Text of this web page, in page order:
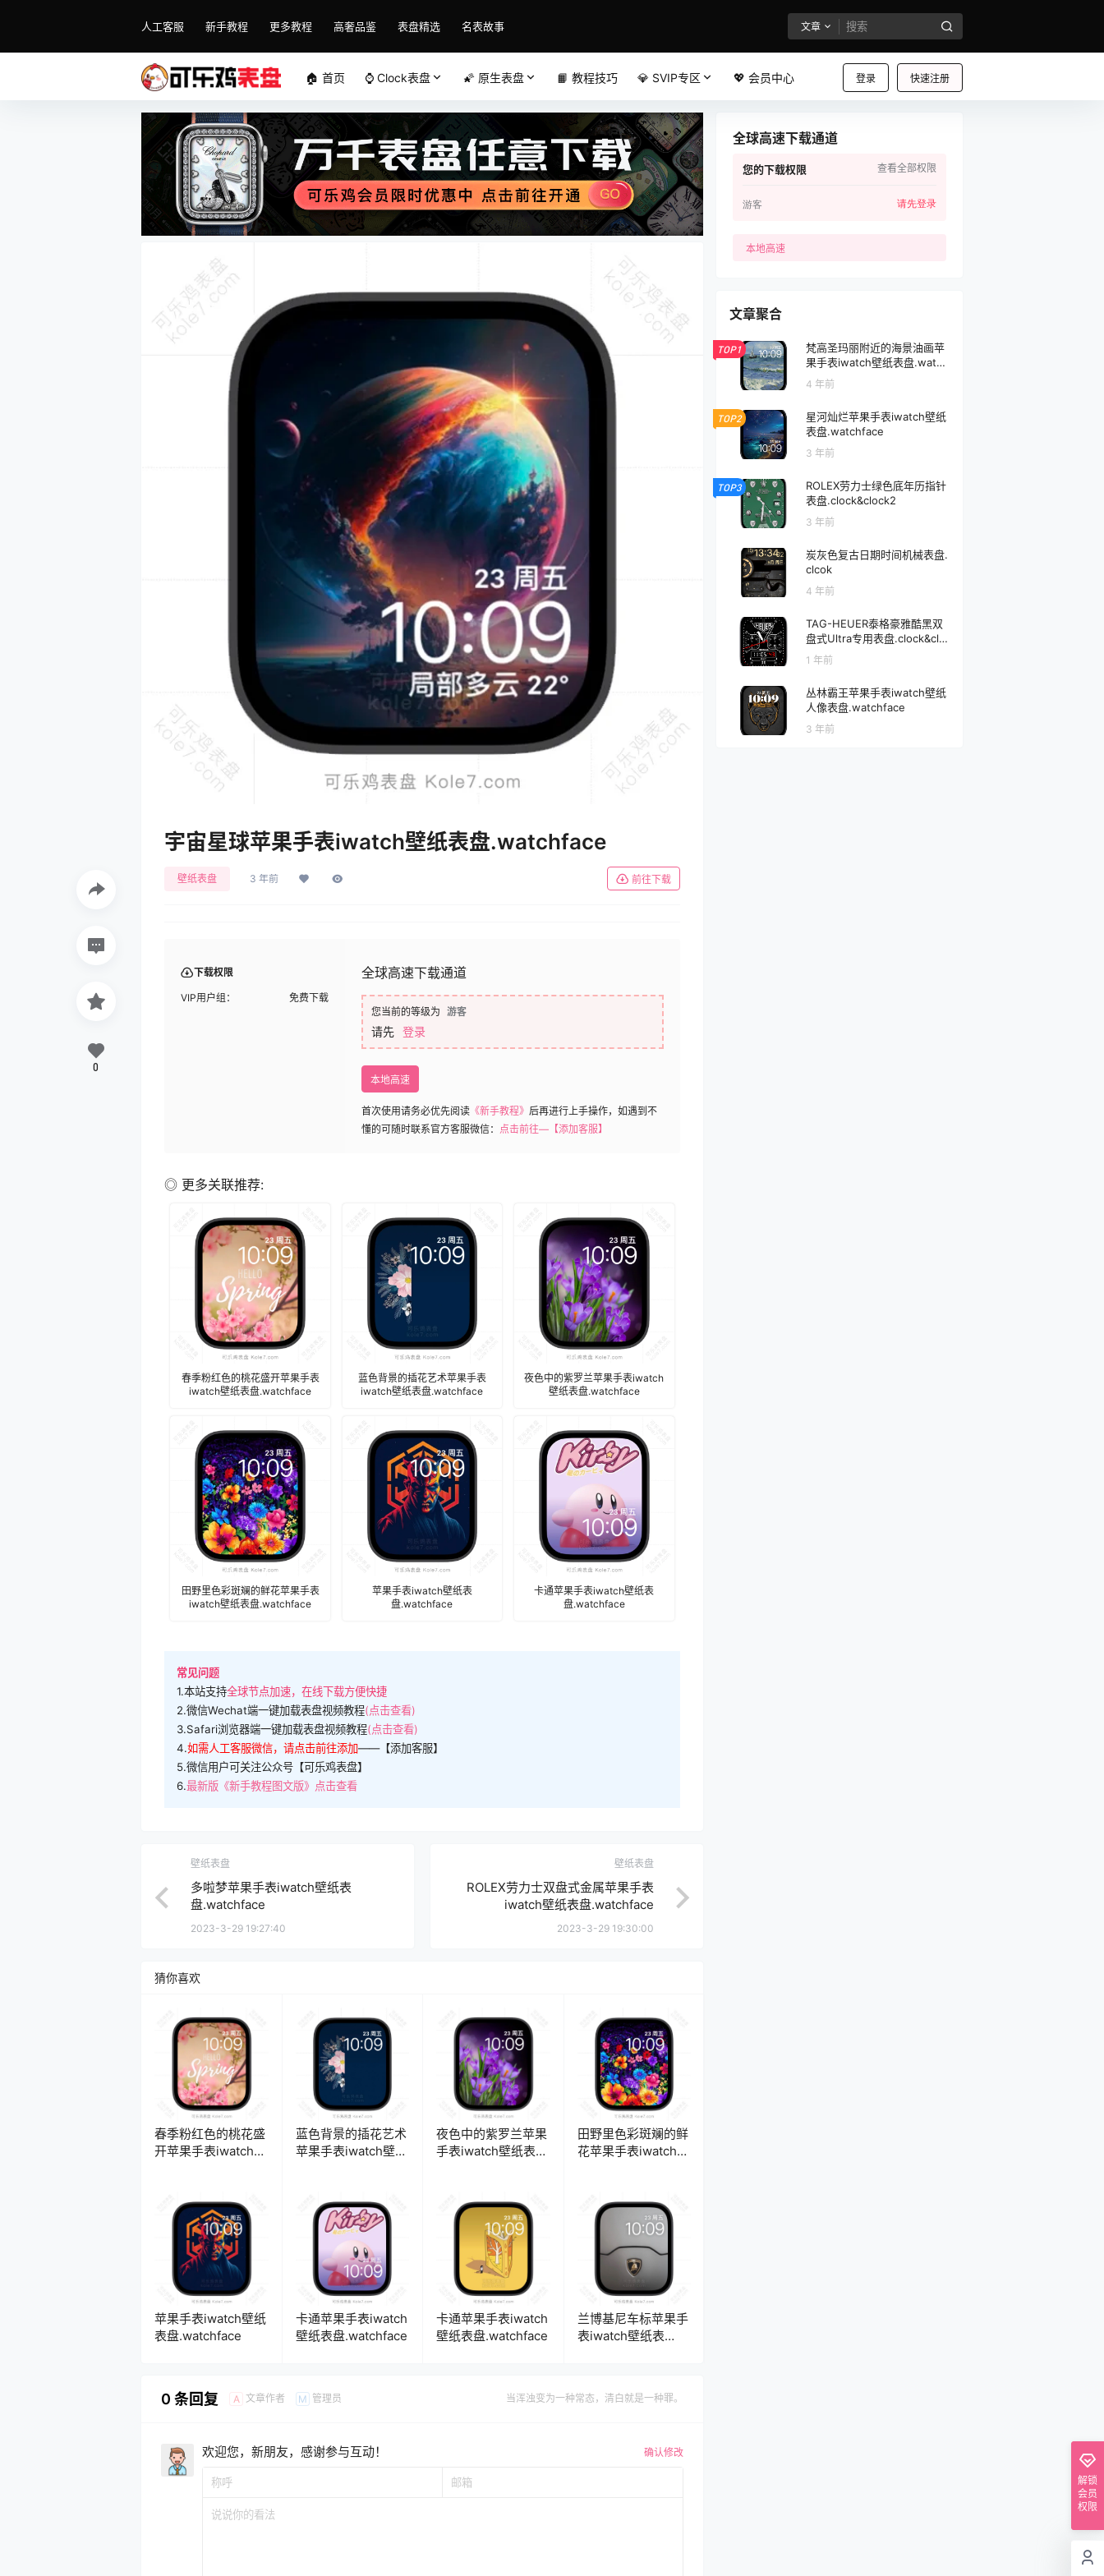
人工客服 新手教程 更多教程 高奢品鉴 表盘精选 名表故事 文章
登录 快速注册
🏠 首页 ⌚️ Clock表盘 🌠 原生表盘 📙 教程技巧 💎 SVIP专区 💖 会员中心
宇宙星球苹果手表iwatch壁纸表盘.watchface
壁纸表盘 3 年前 前往下载
下载权限
VIP用户组： 免费下载
全球高速下载通道
您当前的等级为 游客
请先 登录
本地高速
首次使用请务必优先阅读 《新手教程》 后再进行上手操作，如遇到不
懂的可随时联系官方客服微信： 点击前往—【添加客服】
◎ 更多关联推荐:
春季粉红色的桃花盛开苹果手表
iwatch壁纸表盘.watchface
蓝色背景的插花艺术苹果手表
iwatch壁纸表盘.watchface
夜色中的紫罗兰苹果手表iwatch
壁纸表盘.watchface
田野里色彩斑斓的鲜花苹果手表
iwatch壁纸表盘.watchface
苹果手表iwatch壁纸表
盘.watchface
卡通苹果手表iwatch壁纸表
盘.watchface
常见问题
1.本站支持全球节点加速，在线下载方便快捷
2.微信Wechat端一键加载表盘视频教程(点击查看)
3.Safari浏览器端一键加载表盘视频教程(点击查看)
4.如需人工客服微信，请点击前往添加——【添加客服】
5.微信用户可关注公众号【可乐鸡表盘】
6.最新版《新手教程图文版》点击查看
0
壁纸表盘
多啦梦苹果手表iwatch壁纸表
盘.watchface
2023-3-29 19:27:40
壁纸表盘
ROLEX劳力士双盘式金属苹果手表
iwatch壁纸表盘.watchface
2023-3-29 19:30:00
猜你喜欢
春季粉红色的桃花盛
开苹果手表iwatch壁
蓝色背景的插花艺术
苹果手表iwatch壁纸
夜色中的紫罗兰苹果
手表iwatch壁纸表
田野里色彩斑斓的鲜
花苹果手表iwatch壁
苹果手表iwatch壁纸
表盘.watchface
卡通苹果手表iwatch
壁纸表盘.watchface
卡通苹果手表iwatch
壁纸表盘.watchface
兰博基尼车标苹果手
表iwatch壁纸表
0 条回复 A 文章作者 M 管理员 当浑浊变为一种常态，清白就是一种罪。
欢迎您，新朋友，感谢参与互动！ 确认修改
全球高速下载通道
您的下载权限 查看全部权限
游客 请先登录
本地高速
文章聚合
TOP1
梵高圣玛丽附近的海景油画苹
果手表iwatch壁纸表盘.watch
face
4 年前
TOP2
星河灿烂苹果手表iwatch壁纸
表盘.watchface
3 年前
TOP3
ROLEX劳力士绿色底年历指针
表盘.clock&clock2
3 年前
炭灰色复古日期时间机械表盘.
clcok
4 年前
TAG-HEUER泰格豪雅酷黑双
盘式Ultra专用表盘.clock&clo
ck2
1 年前
丛林霸王苹果手表iwatch壁纸
人像表盘.watchface
3 年前
解锁
会员
权限